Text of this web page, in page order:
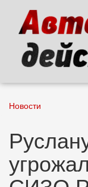
основному
содержанию
Новости